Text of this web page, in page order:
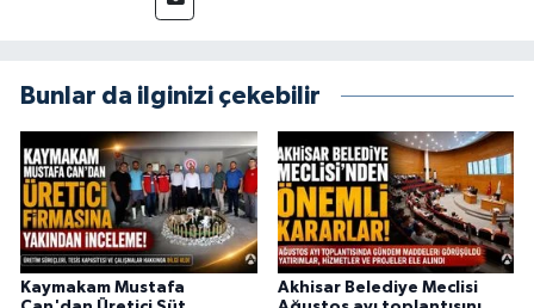
Bunlar da ilginizi çekebilir
Kaymakam Mustafa
Akhisar Belediye Meclisi